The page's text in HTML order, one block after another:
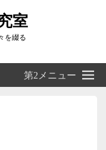
室
を綴る
第2メニュー